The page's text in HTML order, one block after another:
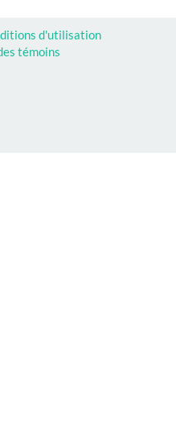
d'utilisation
témoins